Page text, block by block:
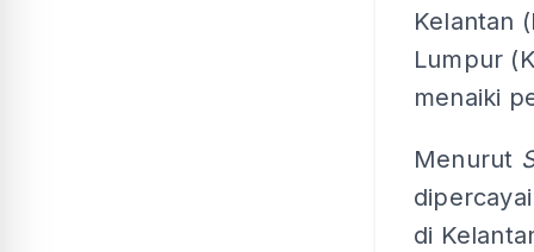
Kelantan
Lumpur
menaiki
Menurut
di